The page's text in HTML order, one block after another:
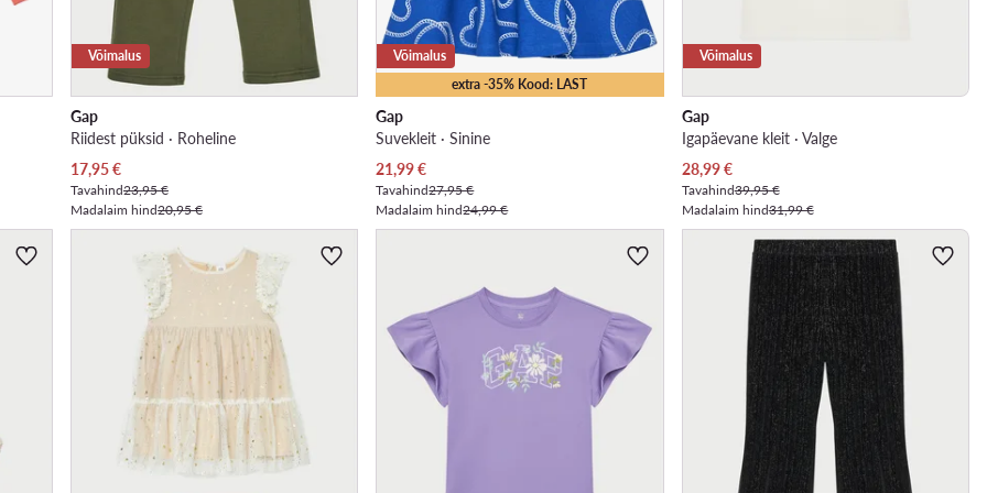
Võimalus
Gap
Riidest püksid · Roheline
Praegune hind
17,95€
Tavahind23,95 €
Madalaim hind20,95 €
extra -35% Kood: LAST
Võimalus
Gap
Suvekleit · Sinine
Praegune hind
21,99€
Tavahind27,95 €
Madalaim hind24,99 €
Võimalus
Gap
Igapäevane kleit · Valge
Praegune hind
28,99€
Tavahind39,95 €
Madalaim hind31,99 €